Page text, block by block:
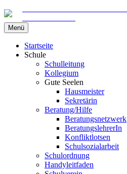
Menü Zum
Inhalt
springen
Startseite
Schule
Schulleitung
Kollegium
Gute Seelen
Hausmeister
Sekretärin
Beratung/Hilfe
Beratungsnetzwerk
BeratungslehrerIn
Konfliktlotsen
Schulsozialarbeit
Schulordnung
Handyleitfaden